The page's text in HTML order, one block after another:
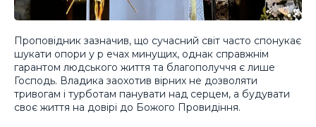
Проповідник зазначив, що сучасний світ часто спонукає
шукати опори у р ечах минущих, однак справжнім
гарантом людського життя та благополуччя є лише
Господь. Владика заохотив вірних не дозволяти
тривогам і турботам панувати над серцем, а будувати
своє життя на довірі до Божого Провидіння.